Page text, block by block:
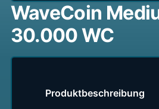
WaveCoin
30.000 WC
Produktbeschreibung